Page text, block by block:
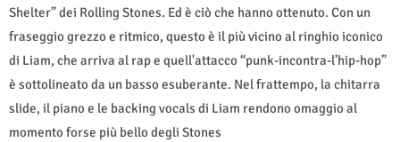
Shelter” dei Rolling Stones. Ed è ciò che hanno ottenuto. Con un
fraseggio grezzo e ritmico, questo è il più vicino al ringhio iconico
di Liam, che arriva al rap e quell'attacco “punk-incontra-l’hip-hop”
è sottolineato da un basso esuberante. Nel frattempo, la chitarra
slide, il piano e le backing vocals di Liam rendono omaggio al
momento forse più bello degli Stones